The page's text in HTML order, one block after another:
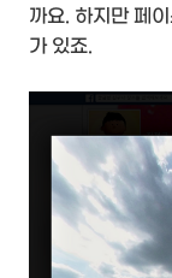
까요. 하지만 페
가 있죠.